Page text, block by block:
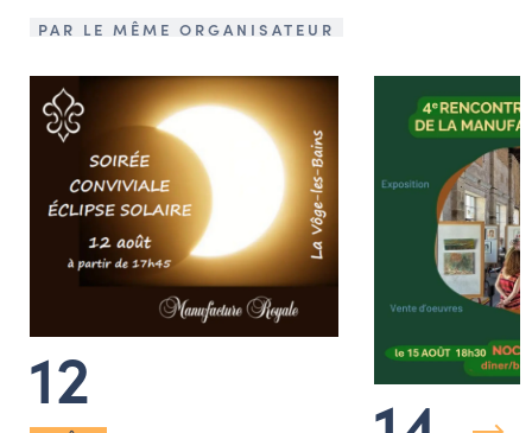
PAR LE MÊME ORGANISATEUR
12